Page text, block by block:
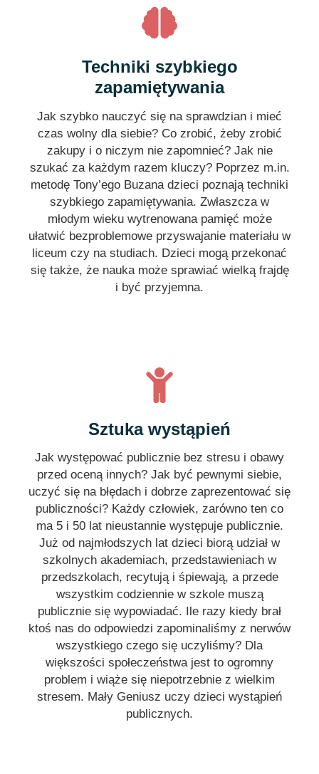
Techniki szybkiego
zapamiętywania
Jak szybko nauczyć się na sprawdzian i mieć
czas wolny dla siebie? Co zrobić, żeby zrobić
zakupy i o niczym nie zapomnieć? Jak nie
szukać za każdym razem kluczy? Poprzez m.in.
metodę Tony’ego Buzana dzieci poznają techniki
szybkiego zapamiętywania. Zwłaszcza w
młodym wieku wytrenowana pamięć może
ułatwić bezproblemowe przyswajanie materiału w
liceum czy na studiach. Dzieci mogą przekonać
się także, że nauka może sprawiać wielką frajdę
i być przyjemna.
Sztuka wystąpień
Jak występować publicznie bez stresu i obawy
przed oceną innych? Jak być pewnymi siebie,
uczyć się na błędach i dobrze zaprezentować się
publiczności? Każdy człowiek, zarówno ten co
ma 5 i 50 lat nieustannie występuje publicznie.
Już od najmłodszych lat dzieci biorą udział w
szkolnych akademiach, przedstawieniach w
przedszkolach, recytują i śpiewają, a przede
wszystkim codziennie w szkole muszą
publicznie się wypowiadać. Ile razy kiedy brał
ktoś nas do odpowiedzi zapominaliśmy z nerwów
wszystkiego czego się uczyliśmy? Dla
większości społeczeństwa jest to ogromny
problem i wiąże się niepotrzebnie z wielkim
stresem. Mały Geniusz uczy dzieci wystąpień
publicznych.